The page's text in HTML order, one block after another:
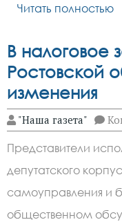
Читать полностью
В налоговое
Ростовской
изменения
"Наша газета"
Представители
депутатского
самоуправления и
общественном